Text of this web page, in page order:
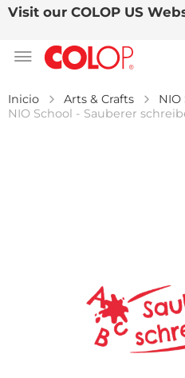
Visit our COLOP US
Inicio Arts & Crafts
NIO
NIO School - Sauberer